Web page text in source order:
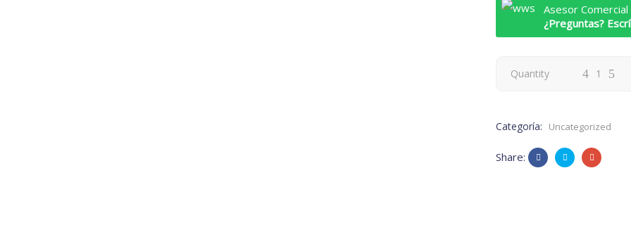
Asesor Comercial
¿Preguntas?
Quantity
Categoría: Uncategorized
Share: